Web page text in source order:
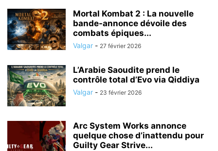
Mortal Kombat 2 : La nouvelle
bande-annonce dévoile des
combats épiques...
Valgar - 27 février 2026
L’Arabie Saoudite prend le
contrôle total d’Evo via Qiddiya
Valgar - 23 février 2026
Arc System Works annonce
quelque chose d’inattendu pour
Guilty Gear Strive...